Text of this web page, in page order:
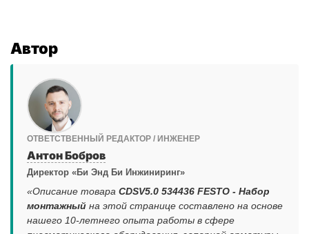
Автор
ОТВЕТСТВЕННЫЙ РЕДАКТОР / ИНЖЕНЕР
Антон Бобров
Директор «Би Энд Би Инжиниринг»
«Описание товара CDSV5.0 534436 FESTO - Набор
монтажный на этой странице составлено на основе
нашего 10-летнего опыта работы в сфере